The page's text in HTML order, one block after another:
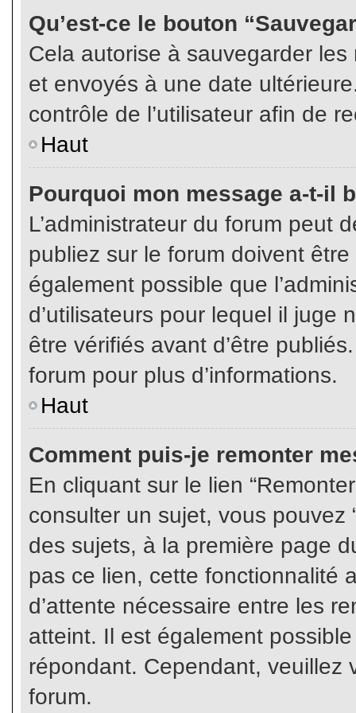
Qu’est-ce le bouton
Cela autorise à sauvegarder
et envoyés à une date
contrôle de l’utilisateur afin de
Haut
Pourquoi mon message a-t-il
L’administrateur du forum peut
publiez sur le forum doivent
également possible que
d’utilisateurs pour lequel il juge
être vérifiés avant d’être
forum pour plus d’informations.
Haut
Comment puis-je remonter
En cliquant sur le lien
consulter un sujet, vous pouvez
des sujets, à la première page
pas ce lien, cette fonctionnalité
d’attente nécessaire entre les
atteint. Il est également
répondant. Cependant, veuillez
forum.